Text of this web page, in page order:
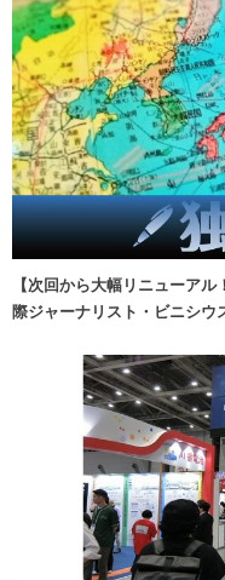
【次回から大幅リニューア
際ジャーナリスト・ビニシウ